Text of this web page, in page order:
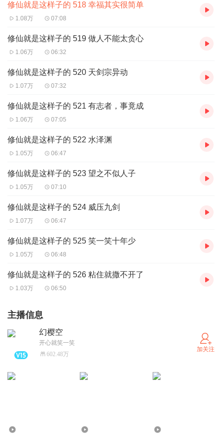
修仙就是这样子的 518 幸福其实很简单
1.08万 07:08
修仙就是这样子的 519 做人不能太贪心
1.06万 06:32
修仙就是这样子的 520 天剑宗异动
1.07万 07:32
修仙就是这样子的 521 有志者，事竟成
1.06万 07:05
修仙就是这样子的 522 水泽渊
1.05万 06:47
修仙就是这样子的 523 望之不似人子
1.05万 07:10
修仙就是这样子的 524 威压九剑
1.07万 06:47
修仙就是这样子的 525 笑一笑十年少
1.05万 06:48
修仙就是这样子的 526 粘住就撒不开了
1.03万 06:50
主播信息
幻樱空
开心就笑一笑
602.48万
加关注